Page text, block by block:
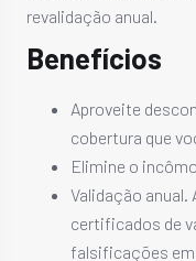
revalidação anual.
Benefícios
Aproveite
cobertura que
Elimine o
Validação anual.
certificados de
falsificações